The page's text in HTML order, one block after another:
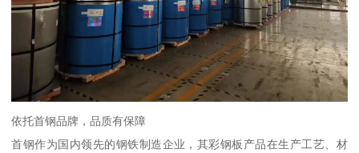
依托首钢品牌，品质有保障
首钢作为国内领先的钢铁制造企业，其彩钢板产品在生产工艺、材